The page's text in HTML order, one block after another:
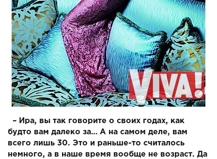
– Ира, вы так говорите о своих годах, как
будто вам далеко за… А на самом деле, вам
всего лишь 30. Это и раньше-то считалось
немного, а в наше время вообще не возраст. Да